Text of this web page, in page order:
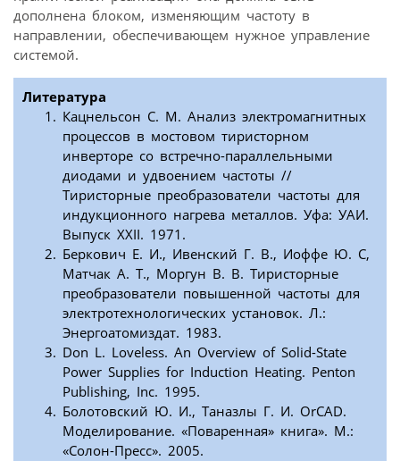
дополнена блоком, изменяющим частоту в
направлении, обеспечивающем нужное управление
системой.
Литература
Кацнельсон С. М. Анализ электромагнитных
процессов в мостовом тиристорном
инверторе со встречно-параллельными
диодами и удвоением частоты //
Тиристорные преобразователи частоты для
индукционного нагрева металлов. Уфа: УАИ.
Выпуск XXII. 1971.
Беркович Е. И., Ивенский Г. В., Иоффе Ю. С,
Матчак А. Т., Моргун В. В. Тиристорные
преобразователи повышенной частоты для
электротехнологических установок. Л.:
Энергоатомиздат. 1983.
Don L. Loveless. An Overview of Solid-State
Power Supplies for Induction Heating. Penton
Publishing, Inc. 1995.
Болотовский Ю. И., Таназлы Г. И. OrCAD.
Моделирование. «Поваренная» книга». М.:
«Солон-Пресс». 2005.